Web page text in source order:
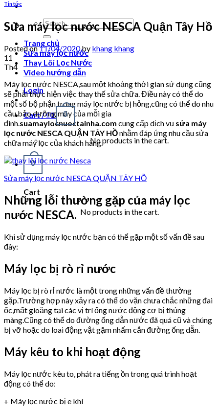
Search
for:
Trang chủ
Sửa máy lọc nước
Thay Lõi Lọc Nước
Video hướng dẫn
Login
Cart /₫0 0
No products in the cart.
0
Cart
No products in the cart.
Tin tức
Sửa máy lọc nước NESCA Quận Tây Hồ
Posted on11/04/2020by khang khang
11
Th4
Máy lọc nước NESCA,sau một khoảng thời gian sử dụng cũng
sẽ phải thực hiện việc thay thế sửa chữa. Điều này có thể do
một số bộ phận trong máy lọc nước bị hỏng,cũng có thể do nhu
cầu bảo dưỡng máy của mỗi gia
đình.suamaylocnuoctainha.com cung cấp dịch vụ sửa máy
lọc nước NESCA QUẬN TÂY HỒnhằm đáp ứng nhu cầu sửa
chữa máy lọc của khách hàng.
Sửa máy lọc nước NESCA QUẬN TÂY HỒ
Những lỗi thường gặp của máy lọc
nước NESCA.
Khi sử dụng máy lọc nước bạn có thể gặp một số vấn đề sau
đây:
Máy lọc bị rò rỉ nước
Máy lọc bị rò rỉ nước là một trong những vấn đề thường
gặp.Trường hợp này xảy ra có thể do vặn chưa chắc những đai
ốc,mất gioăng tại các vị trí ống nước động cơ bị thủng
màng.Cũng có thể do đường ống dẫn nước đã quá cũ và chúng
bị vỡ hoặc do loai động vật gặm nhấm cắn đường ống dẫn.
Máy kêu to khi hoạt động
Máy lọc nước kêu to, phát ra tiếng ồn trong quá trình hoạt
động có thể do:
+ Máy lọc nước bị e khí